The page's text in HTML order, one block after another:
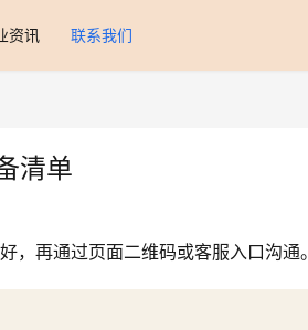
资讯 联系我们
清单
再通过页面二维码或客服入口沟通。